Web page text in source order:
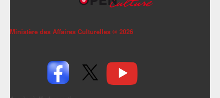
Ministère des Affaires Culturelles © 2026